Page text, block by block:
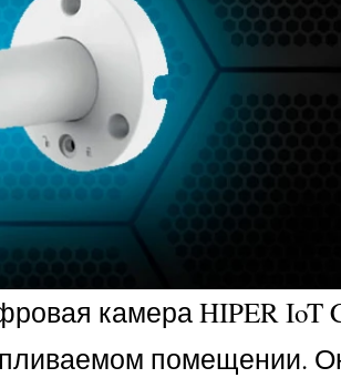
камера HIPER IoT
помещении.